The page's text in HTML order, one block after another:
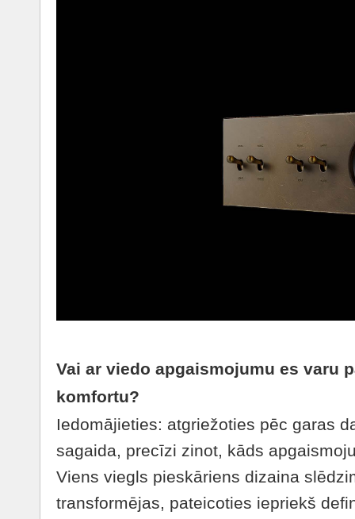
Vai ar viedo apgaismojumu es varu
komfortu?
Iedomājieties: atgriežoties pēc garas
sagaida, precīzi zinot, kāds
Viens viegls pieskāriens dizaina
transformējas, pateicoties iepriekš